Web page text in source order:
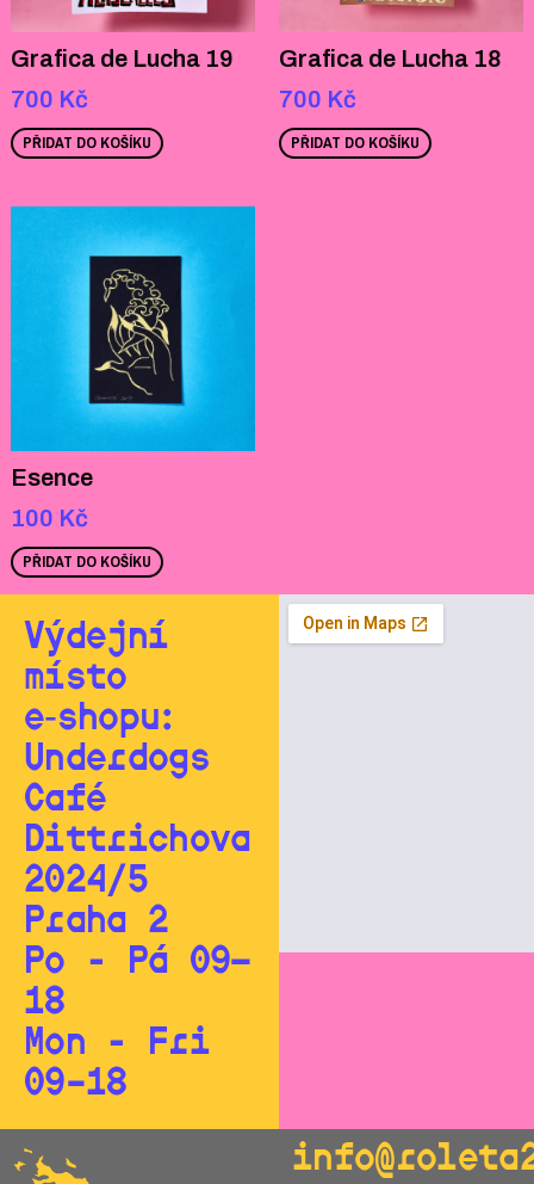
Grafica de Lucha 19
700 Kč
PŘIDAT DO KOŠÍKU
Grafica de Lucha 18
700 Kč
PŘIDAT DO KOŠÍKU
Esence
100 Kč
PŘIDAT DO KOŠÍKU
Výdejní
místo
e‑shopu:
Underdogs
Café
Dittrichova
2024/5
Praha 2
Po - Pá 09—
18
Mon - Fri
09–18